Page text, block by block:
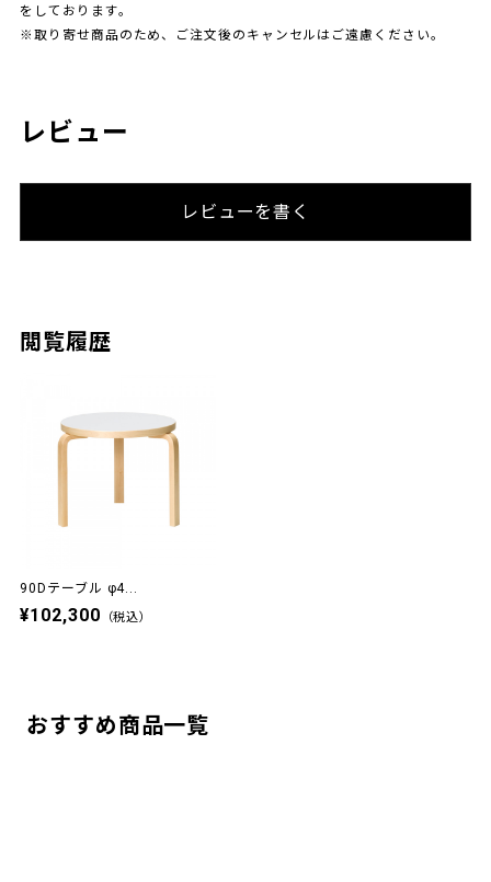
をしております。
※取り寄せ商品のため、ご注文後のキャンセルはご遠慮ください。
レビュー
レビューを書く
閲覧履歴
90Dテーブル φ4...
¥102,300 （税込）
おすすめ商品一覧